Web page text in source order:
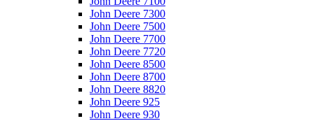
John Deere 7300
John Deere 7500
John Deere 7700
John Deere 7720
John Deere 8500
John Deere 8700
John Deere 8820
John Deere 925
John Deere 930